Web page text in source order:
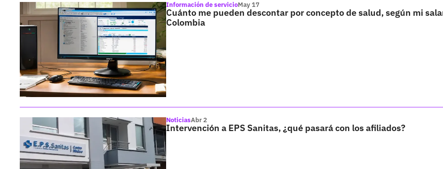
Información de servicioMay 17
Cuánto me pueden descontar por concepto de salud, según mi
Colombia
NoticiasAbr 2
Intervención a EPS Sanitas, ¿qué pasará con los afiliados?